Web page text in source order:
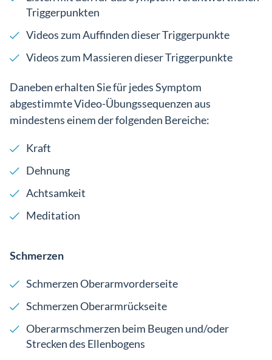
Triggerpunkten
Videos zum Auffinden dieser Triggerpunkte
Videos zum Massieren dieser Triggerpunkte
Daneben erhalten Sie für jedes Symptom
abgestimmte Video-Übungssequenzen aus
mindestens einem der folgenden Bereiche:
Kraft
Dehnung
Achtsamkeit
Meditation
Schmerzen
Schmerzen Oberarmvorderseite
Schmerzen Oberarmrückseite
Oberarmschmerzen beim Beugen und/oder
Strecken des Ellenbogens